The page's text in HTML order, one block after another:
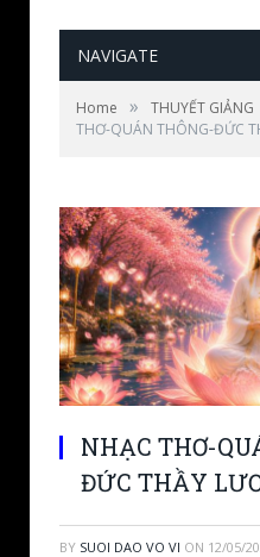
NAVIGATE
Home » THUYẾT GIẢNG
THƠ-QUÁN THÔNG-ĐỨC
NHẠC THƠ-
ĐỨC THẦY
BY SUOI DAO VO VI ON 12/05/